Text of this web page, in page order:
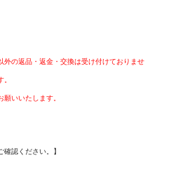
の返品・返金・交換は受け付けておりませ
いいたします。
確認ください。】